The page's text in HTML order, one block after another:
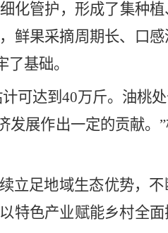
化管护，形成了集种
鲜果采摘周期长、口
基础。
可达到40万斤。油桃
发展作出一定的贡献。
立足地域生态优势，
特色产业赋能乡村全